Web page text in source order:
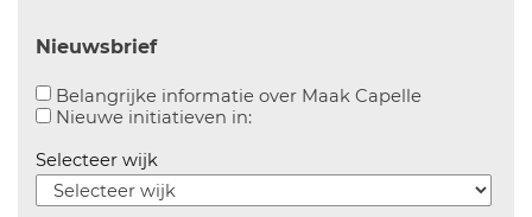
Nieuwsbrief
Belangrijke informatie over Maak CapelleAanvinken
Nieuwe initiatieven in:Aanvinken om informatie over
Selecteer wijk